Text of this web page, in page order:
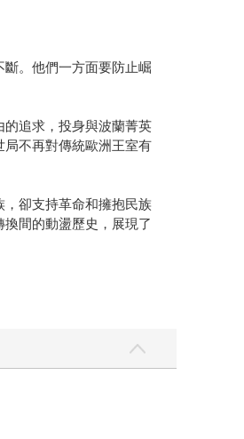
。他們一方面要防止崛
追求，投身與波蘭菁英
不再對傳統歐洲王室有
卻支持革命和擁抱民族
間的動盪歷史，展現了